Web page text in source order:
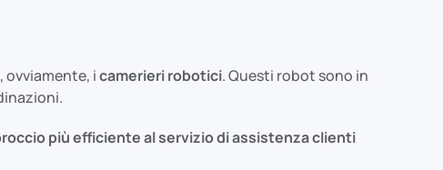
ovviamente, icamerieri robotici. Questi robot sono in
più efficiente al servizio di assistenza clienti